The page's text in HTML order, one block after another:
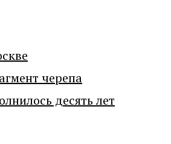
черепа
десять лет